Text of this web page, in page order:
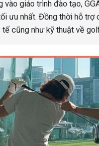
vào giáo trình đào tạo,
ưu nhất. Đồng thời hỗ
cũng như kỹ thuật về